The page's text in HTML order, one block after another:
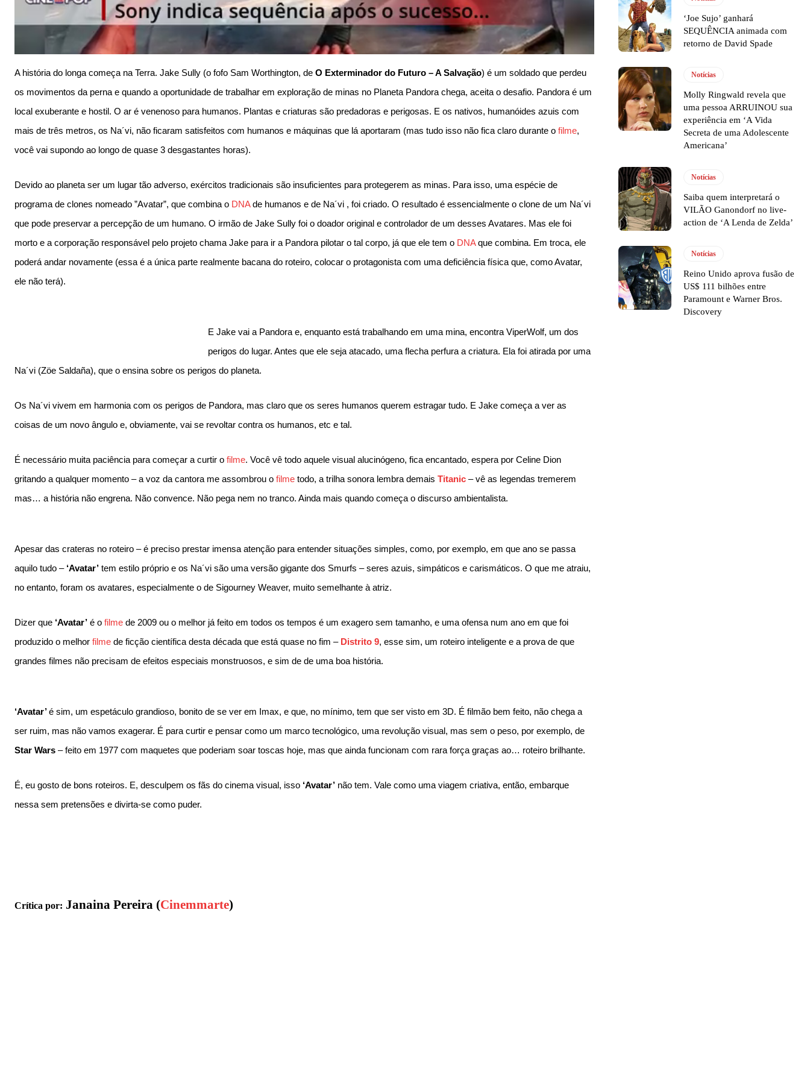
A história do longa começa na Terra. Jake Sully (o fofo Sam Worthington, de O Exterminador do Futuro – A Salvação) é um soldado que perdeu
os movimentos da perna e quando a oportunidade de trabalhar em exploração de minas no Planeta Pandora chega, aceita o desafio. Pandora é um
local exuberante e hostil. O ar é venenoso para humanos. Plantas e criaturas são predadoras e perigosas. E os nativos, humanóides azuis com
mais de três metros, os Na´vi, não ficaram satisfeitos com humanos e máquinas que lá aportaram (mas tudo isso não fica claro durante o filme,
você vai supondo ao longo de quase 3 desgastantes horas).
Devido ao planeta ser um lugar tão adverso, exércitos tradicionais são insuficientes para protegerem as minas. Para isso, uma espécie de
programa de clones nomeado ”Avatar”, que combina o DNAde humanos e de Na´vi , foi criado. O resultado é essencialmente o clone de um Na´vi
que pode preservar a percepção de um humano. O irmão de Jake Sully foi o doador original e controlador de um desses Avatares. Mas ele foi
morto e a corporação responsável pelo projeto chama Jake para ir a Pandora pilotar o tal corpo, já que ele tem o DNAque combina. Em troca, ele
poderá andar novamente (essa é a única parte realmente bacana do roteiro, colocar o protagonista com uma deficiência física que, como Avatar,
ele não terá).
E Jake vai a Pandora e, enquanto está trabalhando em uma mina, encontra ViperWolf, um dos
perigos do lugar. Antes que ele seja atacado, uma flecha perfura a criatura. Ela foi atirada por uma
Na´vi (Zöe Saldaña), que o ensina sobre os perigos do planeta.
Os Na´vi vivem em harmonia com os perigos de Pandora, mas claro que os seres humanos querem estragar tudo. E Jake começa a ver as
coisas de um novo ângulo e, obviamente, vai se revoltar contra os humanos, etc e tal.
É necessário muita paciência para começar a curtir o filme. Você vê todo aquele visual alucinógeno, fica encantado, espera por Celine Dion
gritando a qualquer momento – a voz da cantora me assombrou o filme todo, a trilha sonora lembra demais Titanic – vê as legendas tremerem
mas… a história não engrena. Não convence. Não pega nem no tranco. Ainda mais quando começa o discurso ambientalista.
Apesar das crateras no roteiro – é preciso prestar imensa atenção para entender situações simples, como, por exemplo, em que ano se passa
aquilo tudo – ‘Avatar’ tem estilo próprio e os Na´vi são uma versão gigante dos Smurfs – seres azuis, simpáticos e carismáticos. O que me atraiu,
no entanto, foram os avatares, especialmente o de Sigourney Weaver, muito semelhante à atriz.
Dizer que ‘Avatar’ é o filme de 2009 ou o melhor já feito em todos os tempos é um exagero sem tamanho, e uma ofensa num ano em que foi
produzido o melhor filme de ficção científica desta década que está quase no fim – Distrito 9, esse sim, um roteiro inteligente e a prova de que
grandes filmes não precisam de efeitos especiais monstruosos, e sim de de uma boa história.
‘Avatar’ é sim, um espetáculo grandioso, bonito de se ver em Imax, e que, no mínimo, tem que ser visto em 3D. É filmão bem feito, não chega a
ser ruim, mas não vamos exagerar. É para curtir e pensar como um marco tecnológico, uma revolução visual, mas sem o peso, por exemplo, de
Star Wars – feito em 1977 com maquetes que poderiam soar toscas hoje, mas que ainda funcionam com rara força graças ao… roteiro brilhante.
É, eu gosto de bons roteiros. E, desculpem os fãs do cinema visual, isso ‘Avatar’ não tem. Vale como uma viagem criativa, então, embarque
nessa sem pretensões e divirta-se como puder.
Crítica por: Janaina Pereira (Cinemmarte)
‘Joe Sujo’ ganhará
SEQUÊNCIA animada com
retorno de David Spade
Notícias
Molly Ringwald revela que
uma pessoa ARRUINOU sua
experiência em ‘A Vida
Secreta de uma Adolescente
Americana’
Notícias
Saiba quem interpretará o
VILÃO Ganondorf no live-
action de ‘A Lenda de Zelda’
Notícias
Reino Unido aprova fusão de
US$ 111 bilhões entre
Paramount e Warner Bros.
Discovery